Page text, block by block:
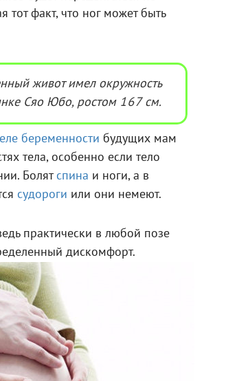
тот факт, что ног может быть
живот имел окружность
Сяо Юбо, ростом 167 см.
беременности будущих мам
тела, особенно если тело
Болят спина и ноги, а в
судороги или они немеют.
практически в любой позе
дискомфорт.